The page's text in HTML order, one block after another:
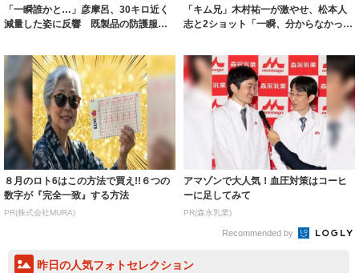
「一瞬誰かと…」彦摩呂、30キロ近く
減量した姿に反響 既製品の防護服が
「キム兄」木村祐一が激やせ、松本人
志と2ショット「一瞬、分からなかった
８月のロト6はこの方法で買え!!６つの
数字が『完全一致』する方法
PR(株式会社MURA)
アマゾンで大人気！血圧対策はコーヒ
ーに足してみて
PR(森永乳業)
Recommended by
昨日の人気フォトセレクション